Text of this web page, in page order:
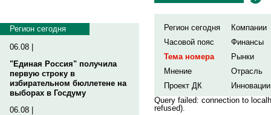
Регион сегодня
06.08 |
"Единая Россия" получила
первую строку в
избирательном бюллетене на
выборах в Госдуму
06.08 |
Регион сегодня
Компании
Часовой пояс
Финансы
Тема номера
Рынки
Мнение
Отрасль
Проект ДК
Инновации
Query failed: connection to
refused).